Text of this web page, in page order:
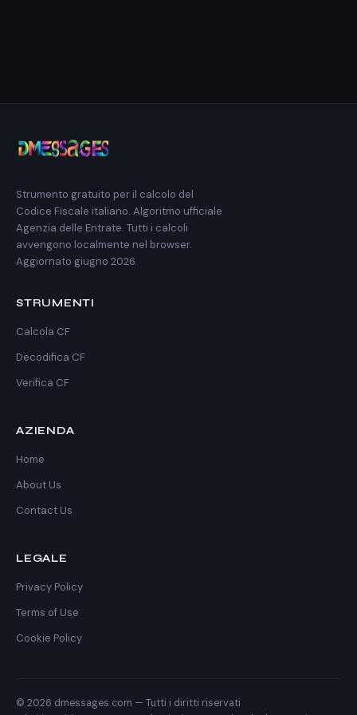
Strumento gratuito per il calcolo del
Codice Fiscale italiano. Algoritmo ufficiale
Agenzia delle Entrate. Tutti i calcoli
avvengono localmente nel browser.
Aggiornato giugno 2026.
STRUMENTI
Calcola CF
Decodifica CF
Verifica CF
AZIENDA
Home
About Us
Contact Us
LEGALE
Privacy Policy
Terms of Use
Cookie Policy
© 2026 dmessages.com — Tutti i diritti riservati